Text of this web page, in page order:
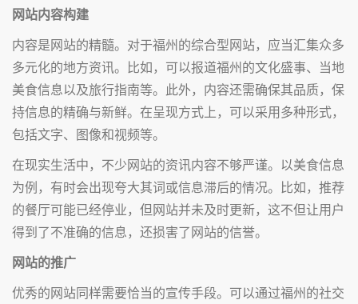
网站内容构建
内容是网站的精髓。对于福州的综合型网站，应当汇集众多
多元化的地方资讯。比如，可以报道福州的文化盛事、当地
美食信息以及旅行指南等。此外，内容还需确保其品质，保
持信息的精确与新鲜。在呈现方式上，可以采用多种形式，
包括文字、图像和视频等。
在现实生活中，不少网站的资讯内容不够严谨。以美食信息
为例，有时会出现夸大其词或信息滞后的情况。比如，推荐
的餐厅可能已经停业，但网站并未及时更新，这不但让用户
得到了不准确的信息，还损害了网站的信誉。
网站的推广
优秀的网站同样需要恰当的宣传手段。可以通过福州的社交